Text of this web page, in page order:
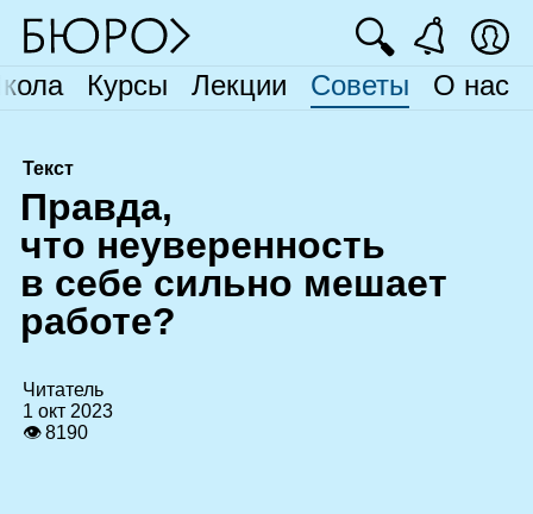
Курсы Лекции Советы О нас
🔍
Текст
Правда,
что неуверенность
в себе сильно мешает
работе?
Читатель
1 окт 2023
👁 8190